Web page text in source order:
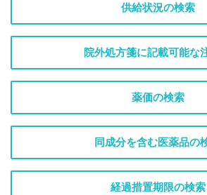
供給状況の検索
院外処方箋に記載可能な
薬価の検索
同成分を含む医薬品の
経過措置期限の検索